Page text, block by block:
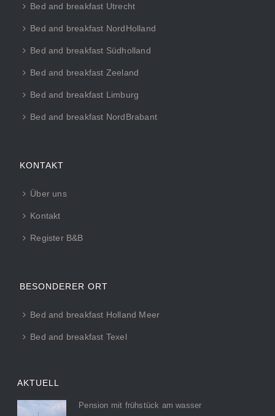
Bed and breakfast Utrecht
Bed and breakfast NordHolland
Bed and breakfast Südholland
Bed and breakfast Zeeland
Bed and breakfast Limburg
Bed and breakfast NordBrabant
KONTAKT
Über uns
Kontakt
Register B&B
BESONDERER ORT
Bed and breakfast Holland Meer
Bed and breakfast Texel
AKTUELL
Pension mit frühstück am wasser